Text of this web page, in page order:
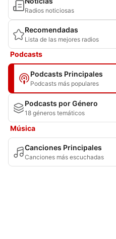
Radios noticiosas
Recomendadas
Lista de las mejores radios
Podcasts
Podcasts Principales
Podcasts más populares
Podcasts por Género
18 géneros temáticos
Música
Canciones Principales
Canciones más escuchadas